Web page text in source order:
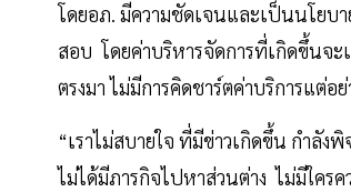
โดยอภ. มีความชัดเจนและเป็นนโยบ
สอบ โดยค่าบริหารจัดการที่เกิดขึ้นจะ
ตรงมา ไม่มีการคิดชาร์ตค่าบริการแต่อย่
“เราไม่สบายใจ ที่มีข่าวเกิดขึ้น กำลั
ไม่ได้มีภารกิจไปหาส่วนต่าง ไม่มีใคร